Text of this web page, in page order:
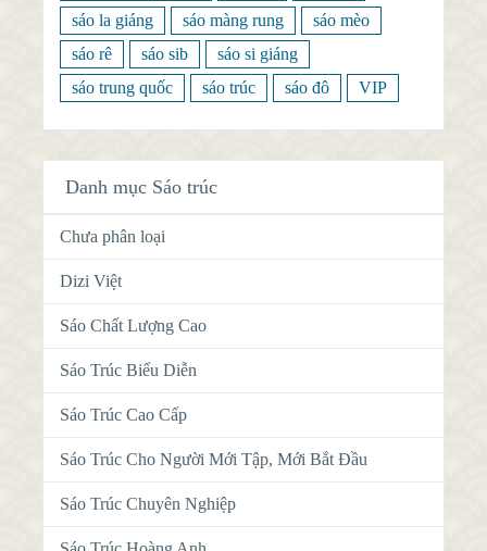
sáo la giáng
sáo màng rung
sáo mèo
sáo rê
sáo sib
sáo si giáng
sáo trung quốc
sáo trúc sáo đô VIP
Danh mục Sáo trúc
Chưa phân loại
Dizi Việt
Sáo Chất Lượng Cao
Sáo Trúc Biểu Diễn
Sáo Trúc Cao Cấp
Sáo Trúc Cho Người Mới Tập, Mới Bắt Đầu
Sáo Trúc Chuyên Nghiệp